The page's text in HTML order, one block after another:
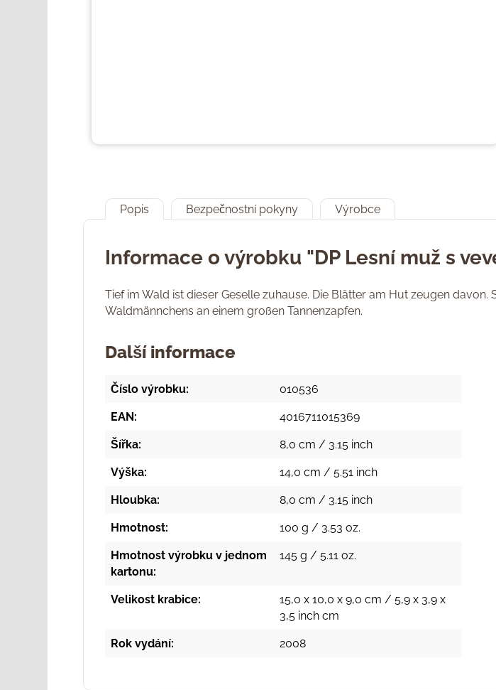
Popis Bezpečnostní pokyny Výrobce
Informace o výrobku "DP Lesní muž s
Tief im Wald ist dieser Geselle zuhause. Die Blätter am Hut zeugen
Waldmännchens an einem großen Tannenzapfen.
Další informace
Číslo výrobku: 010536
EAN: 4016711015369
Šířka: 8,0 cm / 3.15 inch
Výška: 14,0 cm / 5.51 inch
Hloubka: 8,0 cm / 3.15 inch
Hmotnost: 100 g / 3.53 oz.
Hmotnost výrobku v jednom
kartonu:
145 g / 5.11 oz.
Velikost krabice:
15,0 x 10,0 x 9,0 cm / 5,9 x 3,9 x
3,5 inch cm
Rok vydání: 2008